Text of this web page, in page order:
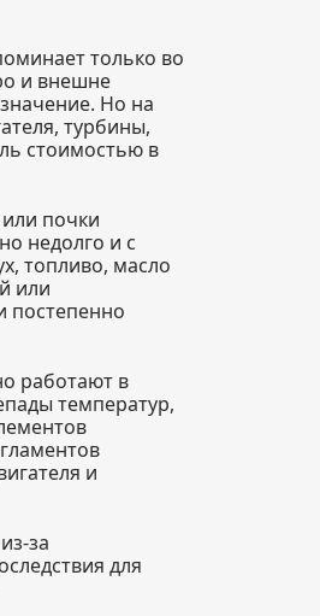
только во
и внешне
Но на
турбины,
стоимостью в
почки
недолго и с
топливо, масло
или
постепенно
работают в
температур,
и
за
для